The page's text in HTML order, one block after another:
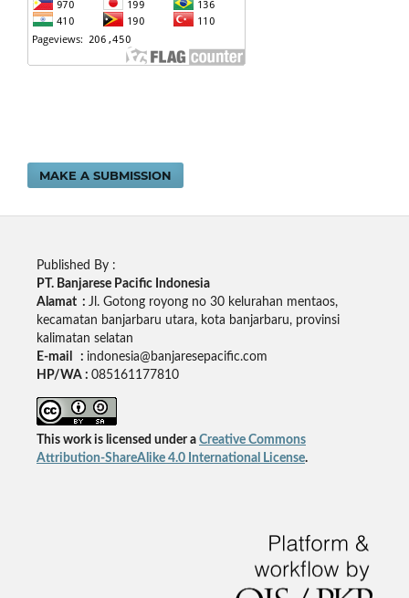
MAKE A SUBMISSION
Published By :
PT. Banjarese Pacific Indonesia
Alamat : Jl. Gotong royong no 30 kelurahan mentaos,
kecamatan banjarbaru utara, kota banjarbaru, provinsi
kalimatan selatan
E-mail : indonesia@banjaresepacific.com
HP/WA : 085161177810
This work is licensed under a Creative Commons
Attribution-ShareAlike 4.0 International License.